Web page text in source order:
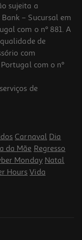
sujeita a
– Sucursal em
com o nº 881. A
de
com
com o nº
de
Carnaval Dia
da Mãe Regresso
Monday Natal
Hours Vida